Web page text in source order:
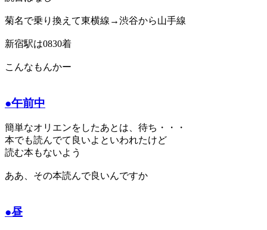
菊名で乗り換えて東横線→渋谷から山手線
新宿駅は0830着
こんなもんかー
●午前中
簡単なオリエンをしたあとは、待ち・・・
本でも読んでて良いよといわれたけど
読む本もないよう
ああ、その本読んで良いんですか
●昼